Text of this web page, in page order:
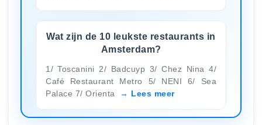
Wat zijn de 10 leukste restaurants in
Amsterdam?
1/ Toscanini 2/ Badcuyp 3/ Chez Nina 4/
Café Restaurant Metro 5/ NENI 6/ Sea
Palace 7/ Orienta
Lees meer